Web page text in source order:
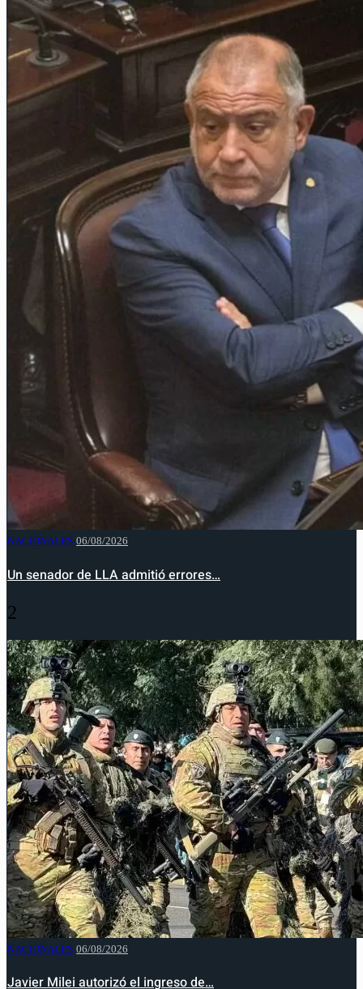
NACIONALES 06/08/2026
Un senador de LLA admitió errores…
2
NACIONALES 06/08/2026
Javier Milei autorizó el ingreso de…